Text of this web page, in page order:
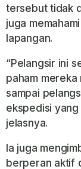
tersebut tidak
juga
lapangan.
“Pelangsir ini
paham mereka
sampai
ekspedisi
jelasnya.
Ia juga
berperan aktif